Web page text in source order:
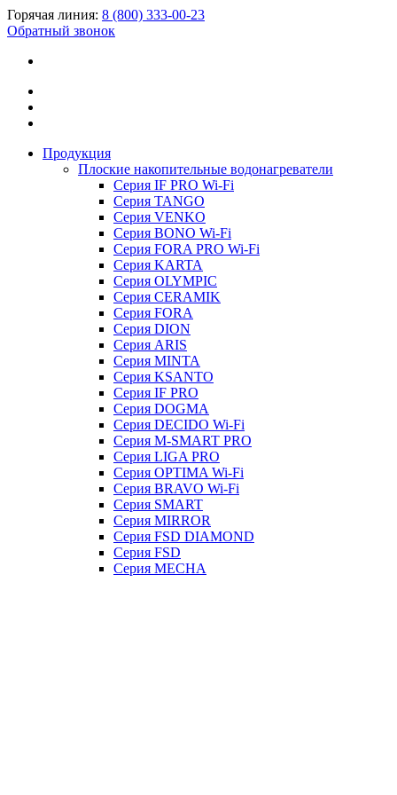
Горячая линия: 8 (800) 333-00-23
Обратный звонок
Продукция
Плоские накопительные водонагреватели
Серия IF PRO Wi-Fi
Серия TANGO
Серия VENKO
Серия BONO Wi-Fi
Серия FORA PRO Wi-Fi
Серия KARTA
Серия OLYMPIC
Серия CERAMIK
Серия FORA
Серия DION
Серия ARIS
Серия MINTA
Серия KSANTO
Серия IF PRO
Серия DOGMA
Серия DECIDO Wi-Fi
Серия M-SMART PRO
Серия LIGA PRO
Серия OPTIMA Wi-Fi
Серия BRAVO Wi-Fi
Серия SMART
Серия MIRROR
Серия FSD DIAMOND
Серия FSD
Серия MECHA